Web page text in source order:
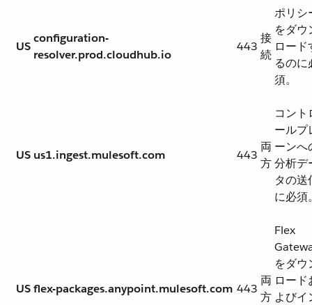
US
configuration-
resolver.prod.cloudhub.io
443
接
続
ポリシ
をダウ
ロード
るのに
須。
US us1.ingest.mulesoft.com 443
両
方
コント
ールプ
ーンへ
分析デ
タの送
に必須
USflex-packages.anypoint.mulesoft.com 443
両
方
Flex
をダウ
ロード
よびイ